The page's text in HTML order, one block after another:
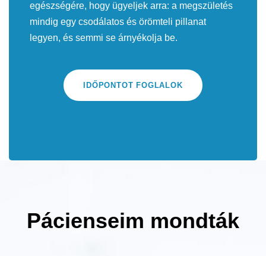
egészségére, hogy ügyeljek arra: a megszületés
mindig egy csodálatos és örömteli pillanat
legyen, és semmi se árnyékolja be.
IDŐPONTOT FOGLALOK
Pácienseim mondták